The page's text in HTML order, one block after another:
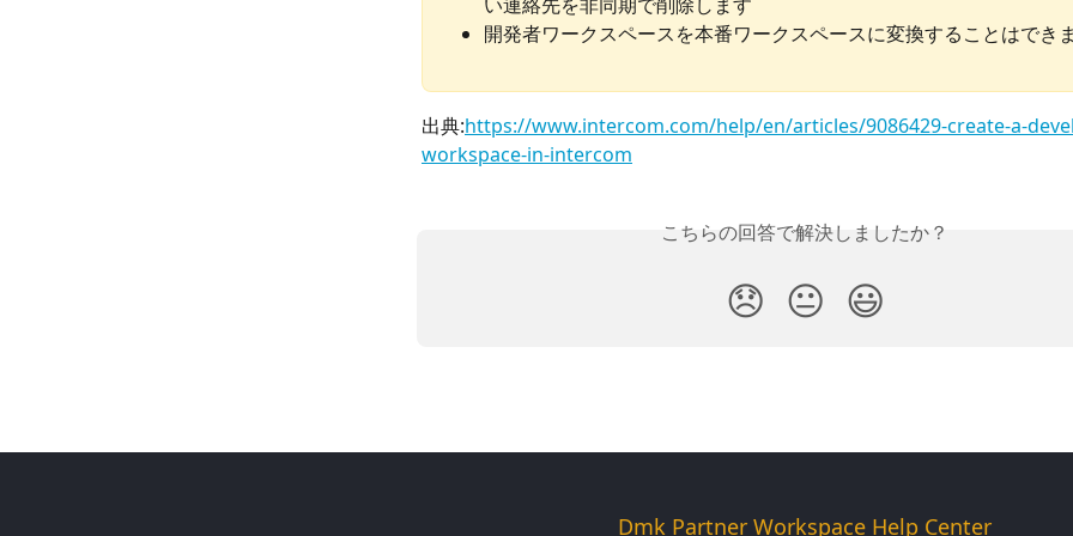
開発者ワークスペースを本番ワークスペースに変換することはでき
出典:https://www.intercom.com/help/en/articles/9086429-create-a-
workspace-in-intercom
こちらの回答で解決しましたか？
😞 😐 😃
Dmk Partner Workspace Help Center